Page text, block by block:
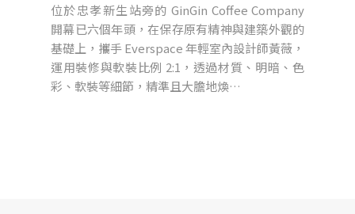
位於忠孝新生站旁的 GinGin Coffee Company
開幕已六個年頭，在保存原有精神與建築外觀的
基礎上，攜手 Everspace 年輕室內設計師黃薇，
運用裝修與軟裝比例 2:1，透過材質、明暗、色
彩、軟裝等細節，精準且大膽地煥…